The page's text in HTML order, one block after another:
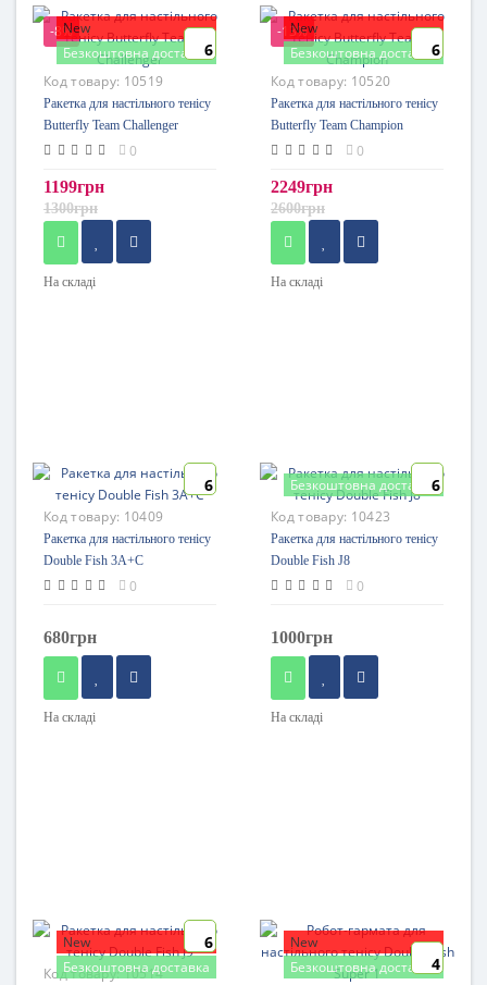
-8%New
Безкоштовна доставка6
Код товару: 10519
Ракетка для настільного тенісу
Butterfly Team Challenger
0
1199грн
1300грн
На складі
-13%New
Безкоштовна доставка6
Код товару: 10520
Ракетка для настільного тенісу
Butterfly Team Champion
0
2249грн
2600грн
На складі
6
Код товару: 10409
Ракетка для настільного тенісу
Double Fish 3A+C
0
680грн
На складі
Безкоштовна доставка6
Код товару: 10423
Ракетка для настільного тенісу
Double Fish J8
0
1000грн
На складі
New
Безкоштовна доставка
6
Код товару:10514
New
Безкоштовна доставка4